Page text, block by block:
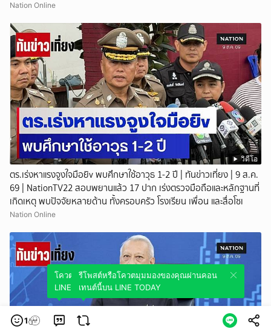
Nation Online
วิดีโอ
ตร.เร่งหาแรงจูงใจมือยิv พบศึกษาใช้อาวุธ 1-2 ปี | ทันข่าวเที่ยง | 9 ส.ค.
69 | NationTV22 สอบพยานแล้ว 17 ปาก เร่งตรวจมือถือและหลักฐานที่
เกิดเหตุ พบปัจจัยหลายด้าน ทั้งครอบครัว โรงเรียน เพื่อน และสื่อโซเ
Nation Online
1
โควตมุมมองของคุณผ่านคอนเทนต์นี้บน
LINE TODAY
รีโพสต์หรือโควตมุมมองของคุณผ่านคอน
เทนต์นี้บน LINE TODAY